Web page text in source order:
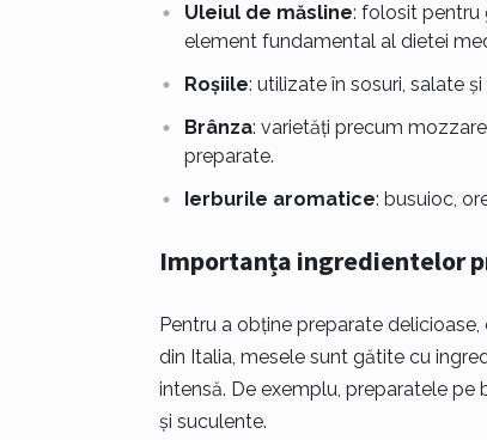
Uleiul de măsline: folosit pentru
element fundamental al dietei
Roșiile: utilizate în sosuri, salate
Brânza: varietăți precum
preparate.
Ierburile aromatice: busuioc,
Importanța ingredientelor
Pentru a obține preparate
din Italia, mesele sunt gătite cu
intensă. De exemplu, preparatele
și suculente.